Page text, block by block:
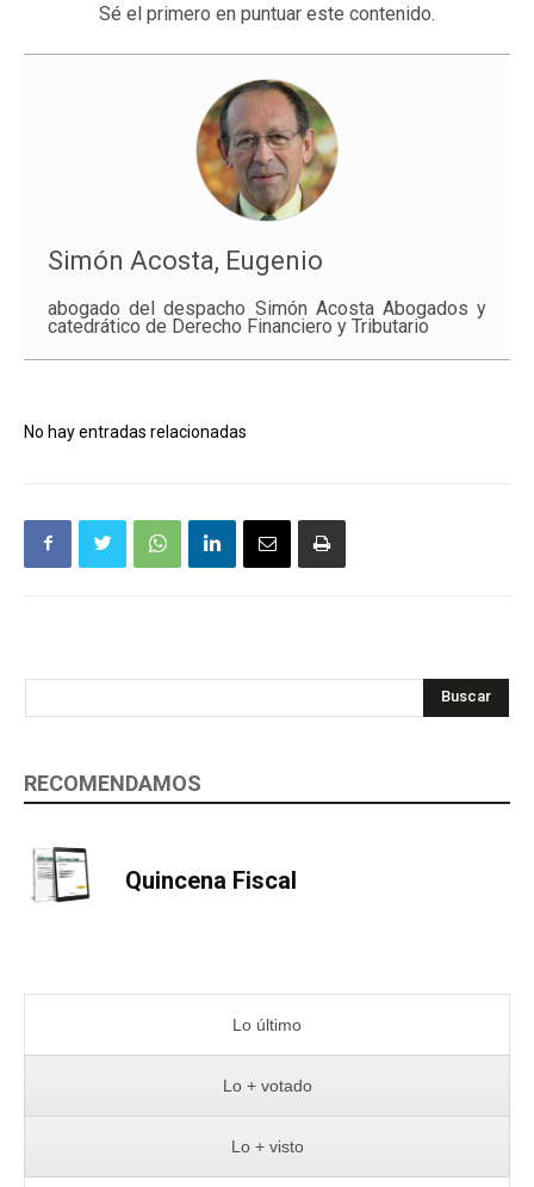
Sé el primero en puntuar este contenido.
Simón Acosta, Eugenio
abogado del despacho Simón Acosta Abogados y
catedrático de Derecho Financiero y Tributario
No hay entradas relacionadas
Buscar
RECOMENDAMOS
Quincena Fiscal
Lo último
Lo + votado
Lo + visto